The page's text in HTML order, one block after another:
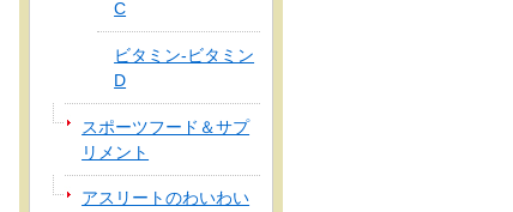
C
ビタミン-ビタミン
D
スポーツフード＆サプ
リメント
アスリートのわいわい